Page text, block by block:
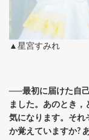
▲星宮すみれ
──最初に届けた自
ました。あのとき
気になります。それ
か覚えていますか?